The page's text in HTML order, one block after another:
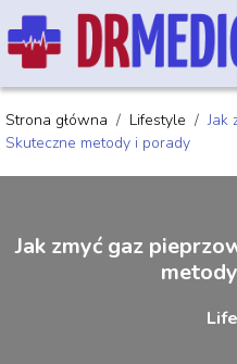
Strona główna / Lifestyle /Jak
Skuteczne metody i porady
Jak zmyć gaz